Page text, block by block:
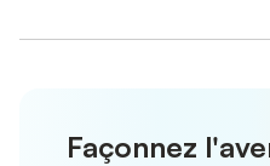
Façonnez